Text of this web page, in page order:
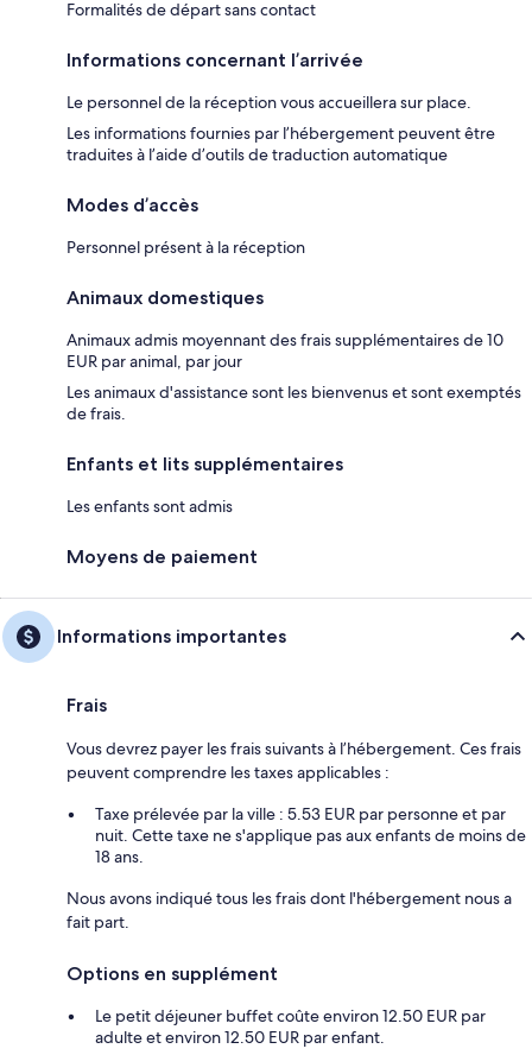
Formalités de départ sans contact
Informations concernant l’arrivée
Le personnel de la réception vous accueillera sur place.
Les informations fournies par l’hébergement peuvent être
traduites à l’aide d’outils de traduction automatique
Modes d’accès
Personnel présent à la réception
Animaux domestiques
Animaux admis moyennant des frais supplémentaires de 10
EUR par animal, par jour
Les animaux d'assistance sont les bienvenus et sont exemptés
de frais.
Enfants et lits supplémentaires
Les enfants sont admis
Moyens de paiement
Informations importantes
Frais
Vous devrez payer les frais suivants à l’hébergement. Ces frais
peuvent comprendre les taxes applicables :
Taxe prélevée par la ville : 5.53 EUR par personne et par
nuit. Cette taxe ne s'applique pas aux enfants de moins de
18 ans.
Nous avons indiqué tous les frais dont l'hébergement nous a
fait part.
Options en supplément
Le petit déjeuner buffet coûte environ 12.50 EUR par
adulte et environ 12.50 EUR par enfant.